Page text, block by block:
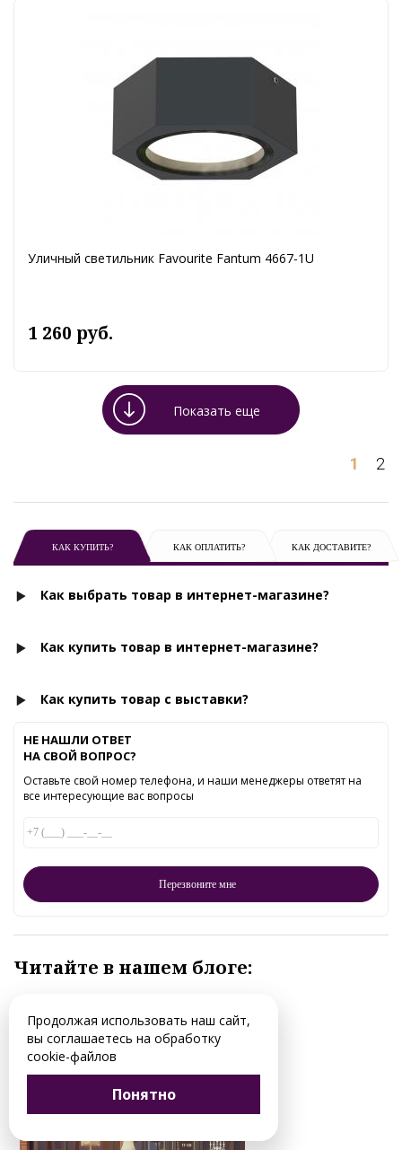
Уличный светильник Favourite Fantum 4667-1U
1 260 руб.
Показать еще
1 2
КАК КУПИТЬ? КАК ОПЛАТИТЬ? КАК ДОСТАВИТЕ?
Как выбрать товар в интернет-магазине?
Как купить товар в интернет-магазине?
Как купить товар с выставки?
НЕ НАШЛИ ОТВЕТ
НА СВОЙ ВОПРОС?
Оставьте свой номер телефона, и наши менеджеры ответят на
все интересующие вас вопросы
Читайте в нашем блоге:
Продолжая использовать наш сайт,
вы соглашаетесь на обработку
cookie-файлов
Понятно